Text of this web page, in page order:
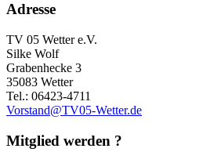
Adresse
TV 05 Wetter e.V.
Silke Wolf
Grabenhecke 3
35083 Wetter
Tel.: 06423-4711
Vorstand@TV05-Wetter.de
Mitglied werden ?